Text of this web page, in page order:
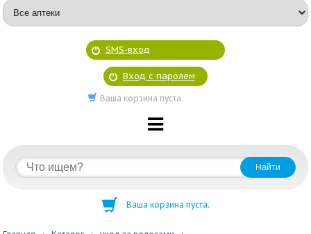
SMS-вход
Вход с паролем
Ваша корзина пуста.
Ваша корзина пуста.